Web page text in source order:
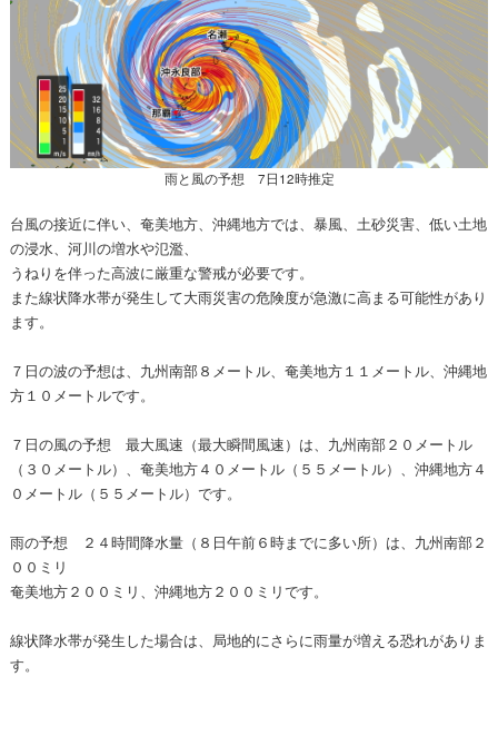
雨と風の予想 7日12時推定
台風の接近に伴い、奄美地方、沖縄地方では、暴風、土砂災害、低い土地
の浸水、河川の増水や氾濫、
うねりを伴った高波に厳重な警戒が必要です。
また線状降水帯が発生して大雨災害の危険度が急激に高まる可能性があり
ます。
７日の波の予想は、九州南部８メートル、奄美地方１１メートル、沖縄地
方１０メートルです。
７日の風の予想 最大風速（最大瞬間風速）は、九州南部２０メートル
（３０メートル）、奄美地方４０メートル（５５メートル）、沖縄地方４
０メートル（５５メートル）です。
雨の予想 ２４時間降水量（８日午前６時までに多い所）は、九州南部２
００ミリ
奄美地方２００ミリ、沖縄地方２００ミリです。
線状降水帯が発生した場合は、局地的にさらに雨量が増える恐れがありま
す。